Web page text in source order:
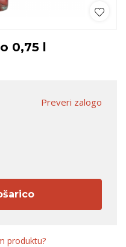
0,75 l
Preveri zalogo
produktu?